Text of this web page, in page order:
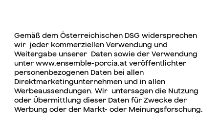
Gemäß dem Österreichischen DSG widersprechen
wir jeder kommerziellen Verwendung und
Weitergabe unserer Daten sowie der Verwendung
unter www.ensemble-porcia.at veröffentlichter
personenbezogenen Daten bei allen
Direktmarketingunternehmen und in allen
Werbeaussendungen. Wir untersagen die Nutzung
oder Übermittlung dieser Daten für Zwecke der
Werbung oder der Markt- oder Meinungsforschung.